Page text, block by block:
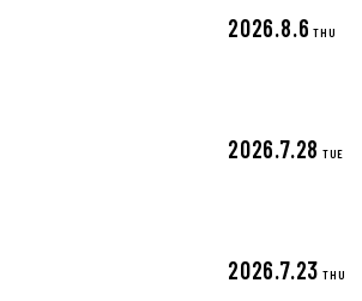
2026.8.6 THU
2026.7.28 TUE
2026.7.23 THU